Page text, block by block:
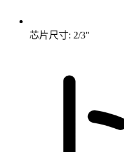
芯片尺寸: 2/3"